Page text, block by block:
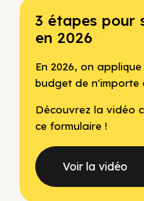
3 étapes pour
en 2026
En 2026, on
budget de n'importe
Découvrez la vidéo
ce formulaire !
Voir la vidéo